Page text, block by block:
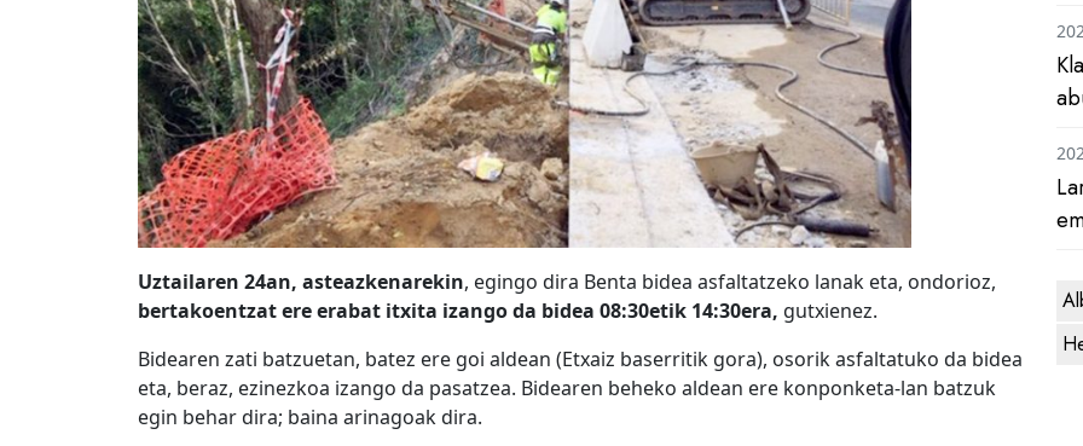
Uztailaren 24an, asteazkenarekin, egingo dira Benta bidea asfaltatzeko lanak eta, ondorioz,
bertakoentzat ere erabat itxita izango da bidea 08:30etik 14:30era, gutxienez.
Bidearen zati batzuetan, batez ere goi aldean (Etxaiz baserritik gora), osorik asfaltatuko da bidea
eta, beraz, ezinezkoa izango da pasatzea. Bidearen beheko aldean ere konponketa-lan batzuk
egin behar dira; baina arinagoak dira.